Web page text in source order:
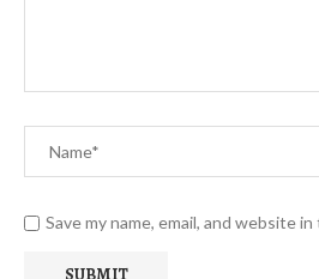
Save my name, email, and website